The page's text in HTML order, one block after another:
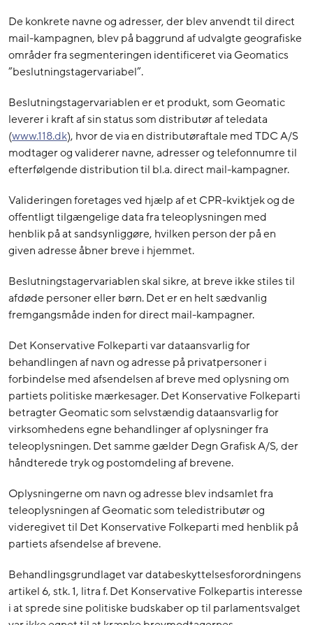
De konkrete navne og adresser, der blev anvendt til direct
mail-kampagnen, blev på baggrund af udvalgte geografiske
områder fra segmenteringen identificeret via Geomatics
”beslutningstagervariabel”.
Beslutningstagervariablen er et produkt, som Geomatic
leverer i kraft af sin status som distributør af teledata
(www.118.dk), hvor de via en distributøraftale med TDC A/S
modtager og validerer navne, adresser og telefonnumre til
efterfølgende distribution til bl.a. direct mail-kampagner.
Valideringen foretages ved hjælp af et CPR-kviktjek og de
offentligt tilgængelige data fra teleoplysningen med
henblik på at sandsynliggøre, hvilken person der på en
given adresse åbner breve i hjemmet.
Beslutningstagervariablen skal sikre, at breve ikke stiles til
afdøde personer eller børn. Det er en helt sædvanlig
fremgangsmåde inden for direct mail-kampagner.
Det Konservative Folkeparti var dataansvarlig for
behandlingen af navn og adresse på privatpersoner i
forbindelse med afsendelsen af breve med oplysning om
partiets politiske mærkesager. Det Konservative Folkeparti
betragter Geomatic som selvstændig dataansvarlig for
virksomhedens egne behandlinger af oplysninger fra
teleoplysningen. Det samme gælder Degn Grafisk A/S, der
håndterede tryk og postomdeling af brevene.
Oplysningerne om navn og adresse blev indsamlet fra
teleoplysningen af Geomatic som teledistributør og
videregivet til Det Konservative Folkeparti med henblik på
partiets afsendelse af brevene.
Behandlingsgrundlaget var databeskyttelsesforordningens
artikel 6, stk. 1, litra f. Det Konservative Folkepartis interesse
i at sprede sine politiske budskaber op til parlamentsvalget